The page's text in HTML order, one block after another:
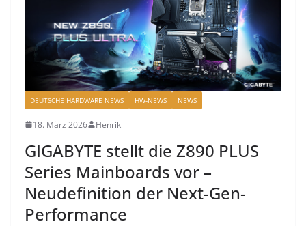
DEUTSCHE HARDWARE NEWS HW-NEWS NEWS
18. März 2026 Henrik
GIGABYTE stellt die Z890 PLUS
Series Mainboards vor –
Neudefinition der Next-Gen-
Performance